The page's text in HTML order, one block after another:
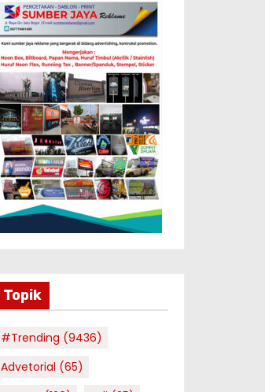
Topik
#Trending (9436)
Advetorial (65)